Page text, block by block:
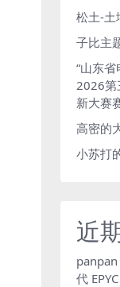
松土-土
子比主
“山东
2026第
新大赛
高密的
小苏打
近
panpan
代